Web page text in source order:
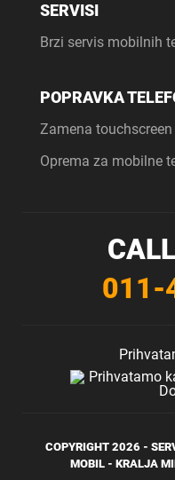
SERVISI
Brzi servis mobilnih
POPRAVKA
Zamena touchscreen
Oprema za mobilne
011-
COPYRIGHT 2026 -
MOBIL - KRALJA